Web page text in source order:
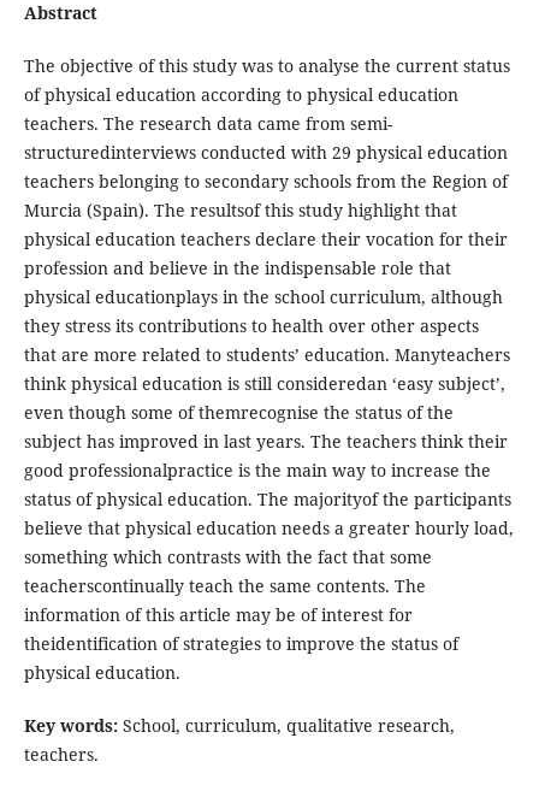
Abstract
The objective of this study was to analyse the current status
of physical education according to physical education
teachers. The research data came from semi-
structuredinterviews conducted with 29 physical education
teachers belonging to secondary schools from the Region of
Murcia (Spain). The resultsof this study highlight that
physical education teachers declare their vocation for their
profession and believe in the indispensable role that
physical educationplays in the school curriculum, although
they stress its contributions to health over other aspects
that are more related to students’ education. Manyteachers
think physical education is still consideredan ‘easy subject’,
even though some of themrecognise the status of the
subject has improved in last years. The teachers think their
good professionalpractice is the main way to increase the
status of physical education. The majorityof the participants
believe that physical education needs a greater hourly load,
something which contrasts with the fact that some
teacherscontinually teach the same contents. The
information of this article may be of interest for
theidentification of strategies to improve the status of
physical education.
Key words: School, curriculum, qualitative research,
teachers.